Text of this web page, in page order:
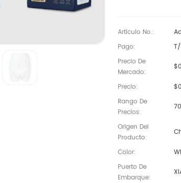
Artículo No.:
Pago:
Precio De
Mercado:
Precio:
Rango De
Precios:
Origen Del
Producto:
Color:
Puerto De
Embarque: